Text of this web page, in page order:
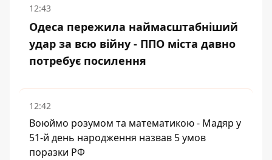
12:43
Одеса пережила наймасштабніший
удар за всю війну - ППО міста давно
потребує посилення
12:42
Воюймо розумом та математикою - Мадяр у
51-й день народження назвав 5 умов
поразки РФ